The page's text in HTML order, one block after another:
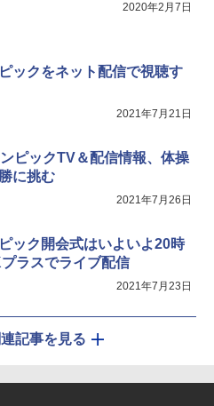
2020年2月7日
ックをネット配信で視聴す
2021年7月21日
ピックTV＆配信情報、体操
に挑む
2021年7月26日
ック開会式はいよいよ20時
ラスでライブ配信
2021年7月23日
記事を見る